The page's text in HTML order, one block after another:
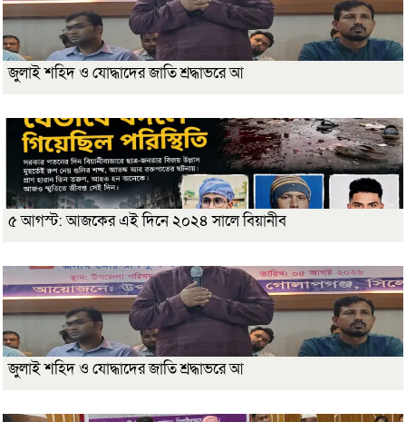
জুলাই শহিদ ও যোদ্ধাদের জাতি শ্রদ্ধাভরে আ
৫ আগস্ট: আজকের এই দিনে ২০২৪ সালে বিয়ানীব
জুলাই শহিদ ও যোদ্ধাদের জাতি শ্রদ্ধাভরে আ